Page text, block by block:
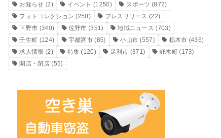
お知らせ (2) イベント (1250) スポーツ (872)
フォトコレクション (250) プレスリリース (22)
下野市 (340) 佐野市 (351) 地域ニュース (703)
壬生町 (124) 宇都宮市 (85) 小山市 (557) 栃木市 (436)
求人情報 (2) 特集 (120) 足利市 (371) 野木町(173)
開店・閉店(55)